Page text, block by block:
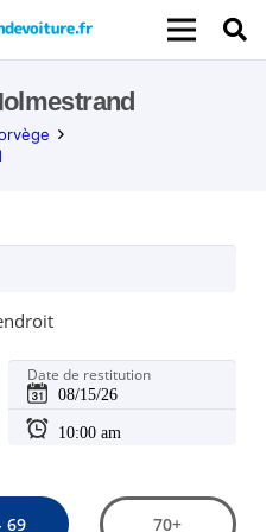
Date de restitution
69 70+